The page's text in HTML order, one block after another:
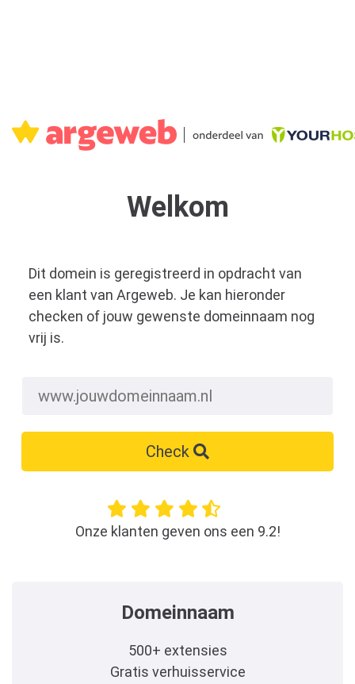
Welkom
Dit domein is geregistreerd in opdracht van
een klant van Argeweb. Je kan hieronder
checken of jouw gewenste domeinnaam nog
vrij is.
Check
Onze klanten geven ons een 9.2!
Domeinnaam
500+ extensies
Gratis verhuisservice